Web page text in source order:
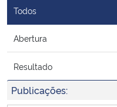
Ministério da Saúde
Ministério de Minas e Energia
Ministério da Ciência, Tecnologia,
Ministério do Meio Ambiente
Todos
Abertura
Resultado
Publicações: